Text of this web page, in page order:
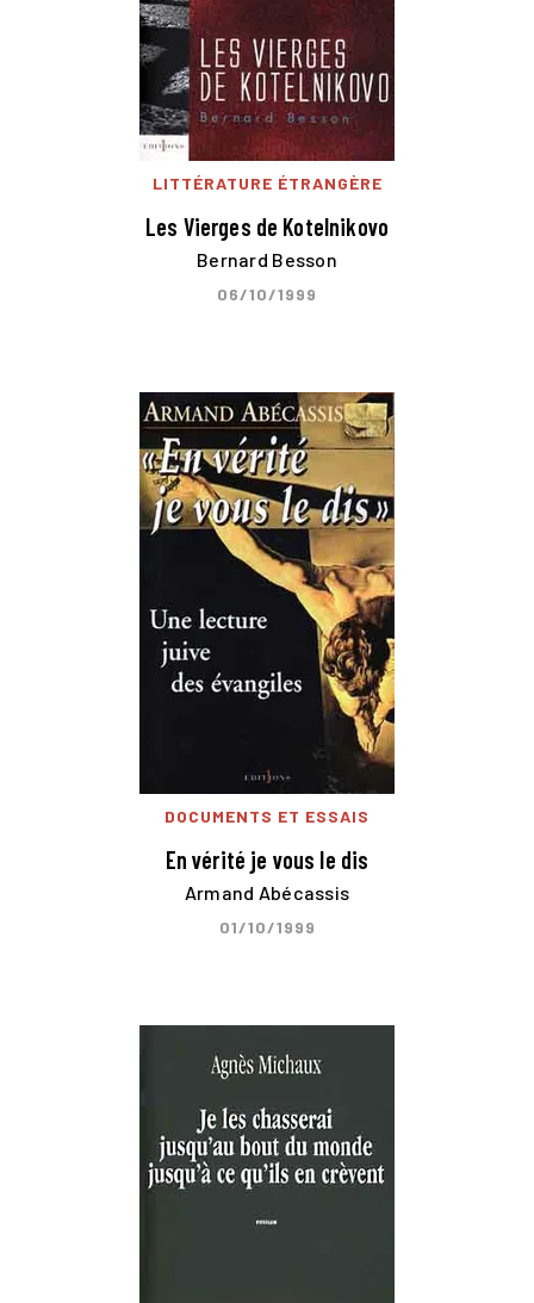
LITTÉRATURE ÉTRANGÈRE
Les Vierges de Kotelnikovo
Bernard Besson
06/10/1999
DOCUMENTS ET ESSAIS
En vérité je vous le dis
Armand Abécassis
01/10/1999